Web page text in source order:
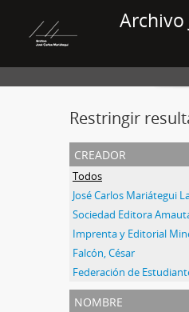
Archivo
Restringir
creador
Todos
José Carlos Mariátegui
Sociedad Editora
Imprenta y Editorial
Falcón, César
Federación de
nombre